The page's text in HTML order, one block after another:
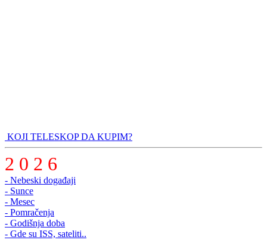
KOJI TELESKOP DA KUPIM?
2 0 2 6
- Nebeski događaji
- Sunce
- Mesec
- Pomračenja
- Godišnja doba
- Gde su ISS, sateliti..